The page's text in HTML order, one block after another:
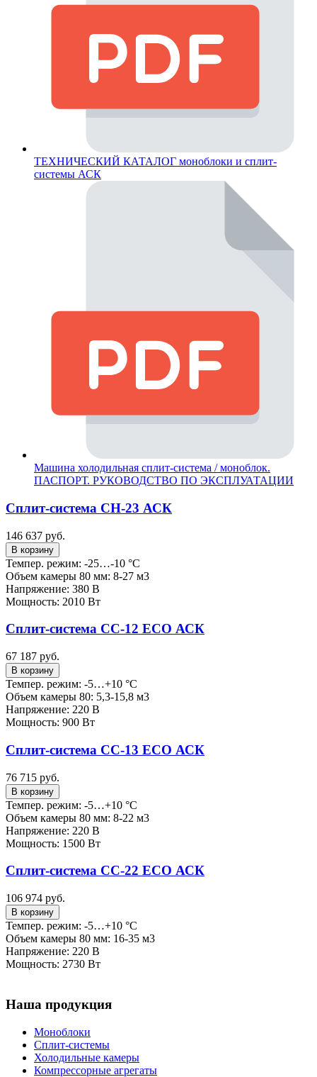
ТЕХНИЧЕСКИЙ КАТАЛОГ моноблоки и сплит-
системы АСК
Машина холодильная сплит-система / моноблок.
ПАСПОРТ. РУКОВОДСТВО ПО ЭКСПЛУАТАЦИИ
Сплит-система СН-23 АСК
146 637 руб.
В корзину
Темпер. режим: -25…-10 °C
Объем камеры 80 мм: 8-27 м3
Напряжение: 380 В
Мощность: 2010 Вт
Сплит-система СС-12 ECO АСК
67 187 руб.
В корзину
Темпер. режим: -5…+10 °C
Объем камеры 80: 5,3-15,8 м3
Напряжение: 220 В
Мощность: 900 Вт
Сплит-система СС-13 ECO АСК
76 715 руб.
В корзину
Темпер. режим: -5…+10 °C
Объем камеры 80 мм: 8-22 м3
Напряжение: 220 В
Мощность: 1500 Вт
Сплит-система СС-22 ECO АСК
106 974 руб.
В корзину
Темпер. режим: -5…+10 °C
Объем камеры 80 мм: 16-35 м3
Напряжение: 220 В
Мощность: 2730 Вт
Наша продукция
Моноблоки
Сплит-системы
Холодильные камеры
Компрессорные агрегаты